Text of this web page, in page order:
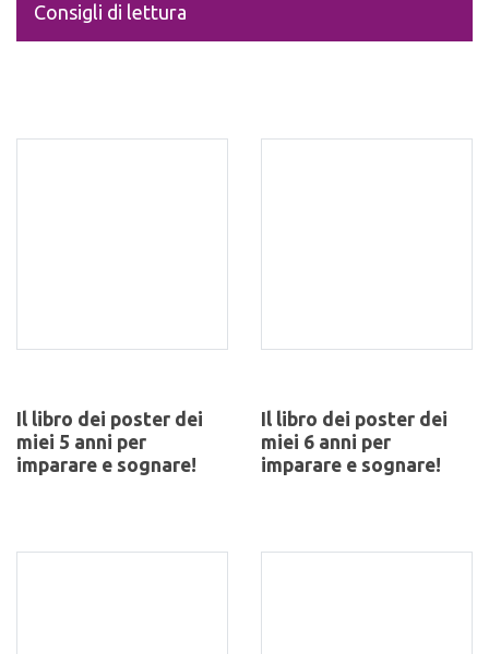
Consigli di lettura
Il libro dei poster dei
miei 5 anni per
imparare e sognare!
Il libro dei poster dei
miei 6 anni per
imparare e sognare!